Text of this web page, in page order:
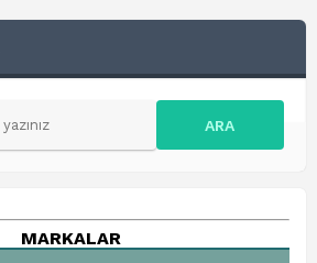
ARA
MARKALAR